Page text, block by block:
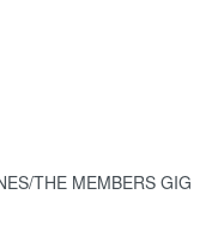
THE MEMBERS GIG